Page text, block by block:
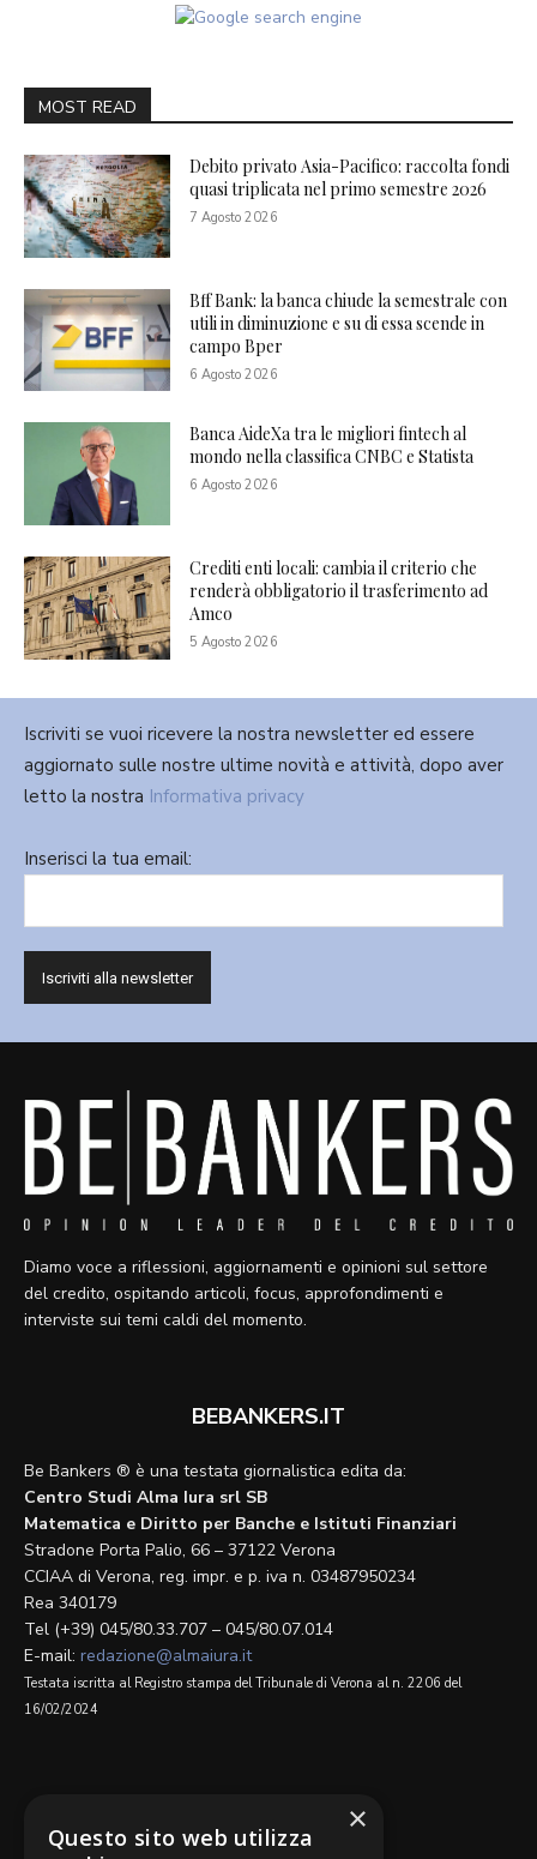
MOST READ
Debito privato Asia-Pacifico: raccolta fondi
quasi triplicata nel primo semestre 2026
7 Agosto 2026
Bff Bank: la banca chiude la semestrale con
utili in diminuzione e su di essa scende in
campo Bper
6 Agosto 2026
Banca AideXa tra le migliori fintech al
mondo nella classifica CNBC e Statista
6 Agosto 2026
Crediti enti locali: cambia il criterio che
renderà obbligatorio il trasferimento ad
Amco
5 Agosto 2026
Iscriviti se vuoi ricevere la nostra newsletter ed essere
aggiornato sulle nostre ultime novità e attività, dopo aver
letto la nostra Informativa privacy
Inserisci la tua email:
Diamo voce a riflessioni, aggiornamenti e opinioni sul settore
del credito, ospitando articoli, focus, approfondimenti e
interviste sui temi caldi del momento.
BEBANKERS.IT
Be Bankers ® è una testata giornalistica edita da:
Centro Studi Alma Iura srl SB
Matematica e Diritto per Banche e Istituti Finanziari
Stradone Porta Palio, 66 – 37122 Verona
CCIAA di Verona, reg. impr. e p. iva n. 03487950234
Rea 340179
Tel (+39) 045/80.33.707 – 045/80.07.014
E-mail: redazione@almaiura.it
Testata iscritta al Registro stampa del Tribunale di Verona al n. 2206 del
16/02/2024
×
Questo sito web utilizza